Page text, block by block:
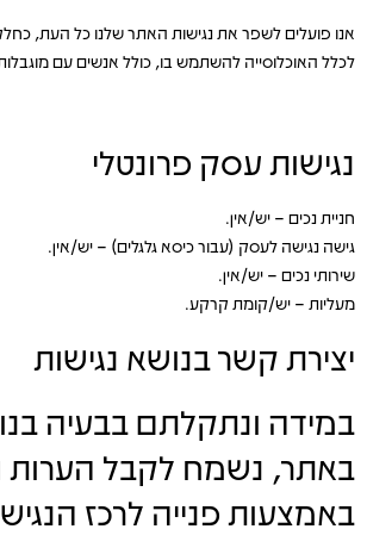
אנו פועלים לשפר את נגישות האתר שלנו כל העת,
לכלל האוכלוסייה להשתמש בו, כולל אנשים עם
נגישות עסק פרונטלי
חניית נכים – יש/אין.
גישה נגישה לעסק (עבור כיסא גלגלים) – יש/אין.
שירותי נכים – יש/אין.
מעליות – יש/קומת קרקע.
יצירת קשר בנושא נגישות
במידה ונתקלתם בבעיה
באתר, נשמח לקבל הערות
באמצעות פנייה לרכז